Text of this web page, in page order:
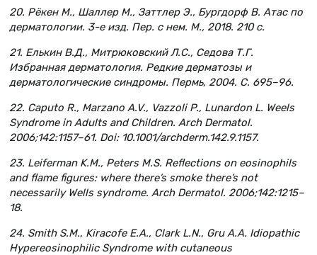
20. Рёкен М., Шаллер М., Заттлер Э., Бургдорф В. Атас по
дерматологии. 3-е изд. Пер. с нем. М., 2018. 210 с.
21. Елькин В.Д., Митрюковский Л.С., Седова Т.Г.
Избранная дерматология. Редкие дерматозы и
дерматологические синдромы. Пермь, 2004. С. 695–96.
22. Caputo R., Marzano A.V., Vazzoli P., Lunardon L. Weels
Syndrome in Adults and Children. Arch Dermatol.
2006;142:1157–61. Doi: 10.1001/archderm.142.9.1157.
23. Leiferman K.M., Peters M.S. Reflections on eosinophils
and flame figures: where there’s smoke there’s not
necessarily Wells syndrome. Arch Dermatol. 2006;142:1215–
18.
24. Smith S.M., Kiracofe E.A., Clark L.N., Gru A.A. Idiopathic
Hypereosinophilic Syndrome with cutaneous